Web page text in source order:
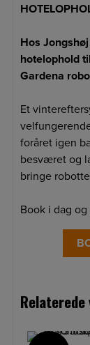
Hos
hotelophold
Gardena
Et
foråret igen
besværet og
bringe
Book i dag